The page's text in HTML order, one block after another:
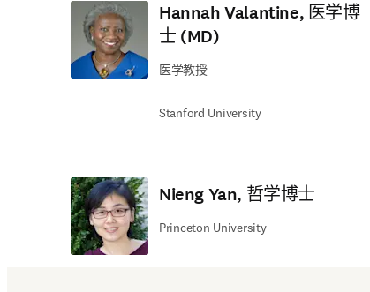
Hannah Valantine, 医学博
士 (MD)
医学教授
Stanford University
Nieng Yan, 哲学博士
Princeton University